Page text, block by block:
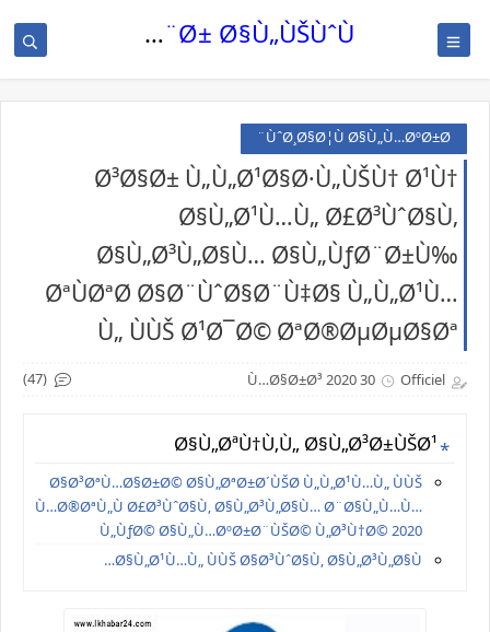
Ù„Ø®Ø¨Ø± Ø§Ù„ÙŠÙˆÙ…
ÙˆØ¸Ø§Ø¦Ù Ø§Ù„Ù…ØºØ±Ø¨
Ø³Ø§Ø± Ù„Ù„Ø¹Ø§Ø·Ù„ÙŠÙ† Ø¹Ù†
Ø§Ù„Ø¹Ù…Ù„ Ø£Ø³ÙˆØ§Ù‚
Ø§Ù„Ø³Ù„Ø§Ù… Ø§Ù„ÙƒØ¨Ø±Ù‰
ØªÙØªØ­ Ø§Ø¨ÙˆØ§Ø¨Ù‡Ø§ Ù„Ù„Ø¹Ù…
Ù„ ÙÙŠ Ø¹Ø¯Ø© ØªØ®ØµØµØ§Øª
Officiel
30 Ù…Ø§Ø±Ø³ 2020
(47)
Ø§Ù„ØªÙ†Ù‚Ù„ Ø§Ù„Ø³Ø±ÙŠØ¹
Ø§Ø³ØªÙ…Ø§Ø±Ø© Ø§Ù„ØªØ±Ø´ÙŠØ­ Ù„Ù„Ø¹Ù…Ù„ ÙÙŠ
Ù…Ø®ØªÙ„Ù Ø£Ø³ÙˆØ§Ù‚ Ø§Ù„Ø³Ù„Ø§Ù… Ø¨Ø§Ù„Ù…Ù…
Ù„ÙƒØ© Ø§Ù„Ù…ØºØ±Ø¨ÙŠØ© Ù„Ø³Ù†Ø© 2020
Ø§Ù„Ø¹Ù…Ù„ ÙÙŠ Ø§Ø³ÙˆØ§Ù‚ Ø§Ù„Ø³Ù„Ø§Ù…